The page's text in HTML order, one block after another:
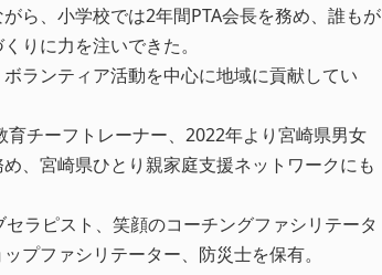
ら、小学校では2年間PTA会長を務め、誰もが
りに力を注いできた。
ランティア活動を中心に地域に貢献してい
チーフトレーナー、2022年より宮崎県男女
、宮崎県ひとり親家庭支援ネットワークにも
セラピスト、笑顔のコーチングファシリテータ
プファシリテーター、防災士を保有。